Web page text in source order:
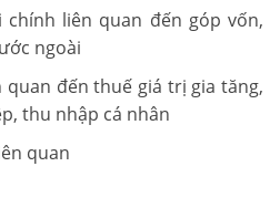
chính liên quan đến góp vốn,
ngoài
quan đến thuế giá trị gia tăng,
thu nhập cá nhân
quan